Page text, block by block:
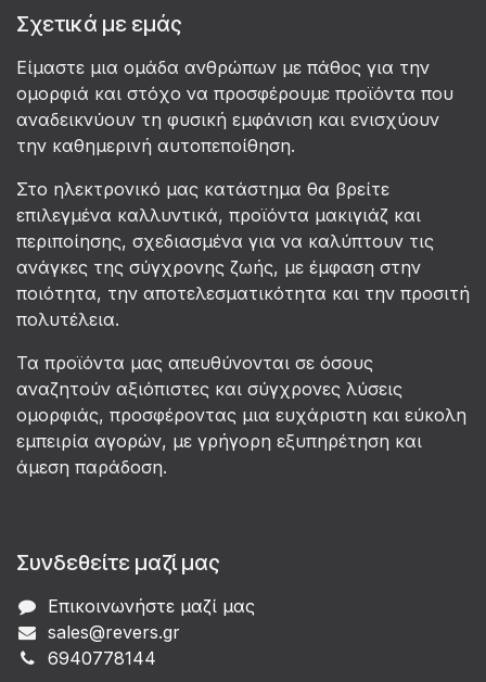
Σχετικά με εμάς
Είμαστε μια ομάδα ανθρώπων με πάθος για την
ομορφιά και στόχο να προσφέρουμε προϊόντα που
αναδεικνύουν τη φυσική εμφάνιση και ενισχύουν
την καθημερινή αυτοπεποίθηση.
Στο ηλεκτρονικό μας κατάστημα θα βρείτε
επιλεγμένα καλλυντικά, προϊόντα μακιγιάζ και
περιποίησης, σχεδιασμένα για να καλύπτουν τις
ανάγκες της σύγχρονης ζωής, με έμφαση στην
ποιότητα, την αποτελεσματικότητα και την προσιτή
πολυτέλεια.
Τα προϊόντα μας απευθύνονται σε όσους
αναζητούν αξιόπιστες και σύγχρονες λύσεις
ομορφιάς, προσφέροντας μια ευχάριστη και εύκολη
εμπειρία αγορών, με γρήγορη εξυπηρέτηση και
άμεση παράδοση.
Συνδεθείτε μαζί μας
Επικοινωνήστε μαζί μας
sales@revers.gr
6940778144